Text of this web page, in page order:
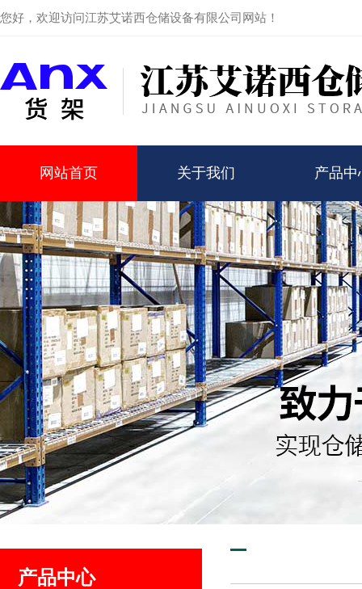
您好，欢迎访问江苏艾诺西仓储设备有限公司网站！
网站首页 关于我们 产品中
产品中心